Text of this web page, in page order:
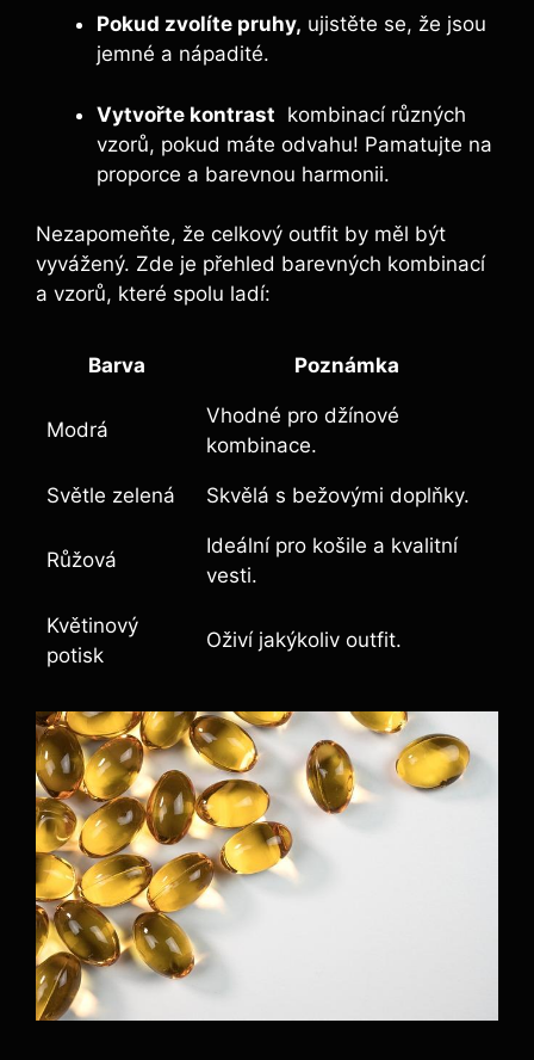
Pokud zvolíte pruhy, ujistěte se, že jsou
jemné a nápadité.
Vytvořte kontrast ⁣ kombinací různých
vzorů, pokud máte odvahu! Pamatujte na
proporce ​a barevnou harmonii.
Nezapomeňte, že celkový outfit by měl být
vyvážený. Zde je přehled barevných kombinací
a vzorů, které spolu ladí:
Barva Poznámka
Modrá
Vhodné ⁢pro‌ džínové
kombinace.
Světle zelená Skvělá s bežovými doplňky.
Růžová
Ideální pro košile a kvalitní
vesti.
Květinový
potisk
Oživí jakýkoliv outfit.